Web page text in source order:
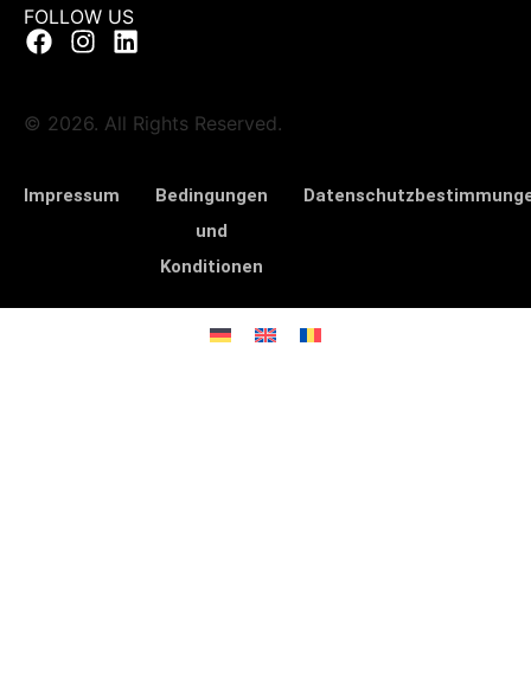
FOLLOW US
© 2026. All Rights Reserved.
Impressum
Bedingungen
und
Konditionen